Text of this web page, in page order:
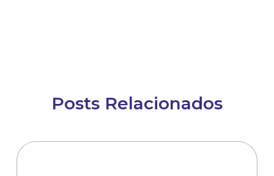
Posts Relacionados